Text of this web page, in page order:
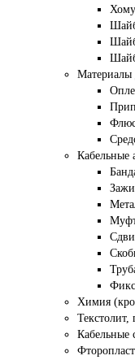
Материалы
Кабельные
Химия
Текстолит,
Кабельные